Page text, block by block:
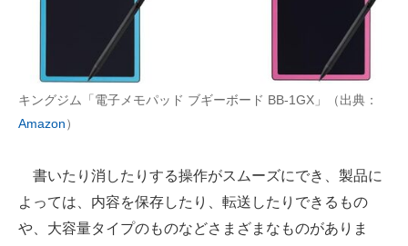
AI活用のいまが分かる
企業ITのトレンドを詳説
経営リーダーのコミュニティ
企業向けIT製品の総合サイト
キングジム「電子メモパッド ブギーボード BB-1GX」（出典：
Amazon）
書いたり消したりする操作がスムーズにでき、製品に
よっては、内容を保存したり、転送したりできるもの
や、大容量タイプのものなどさまざまなものがありま